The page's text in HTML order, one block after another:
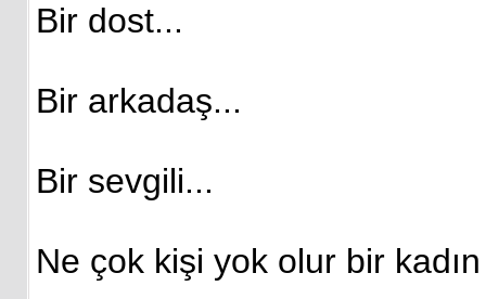
Bir dost...
Bir arkadaş...
Bir sevgili...
Ne çok kişi yok olur bir